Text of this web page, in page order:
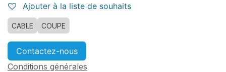
Ajouter à la liste de souhaits
CABLE COUPE
Contactez-nous
Conditions générales